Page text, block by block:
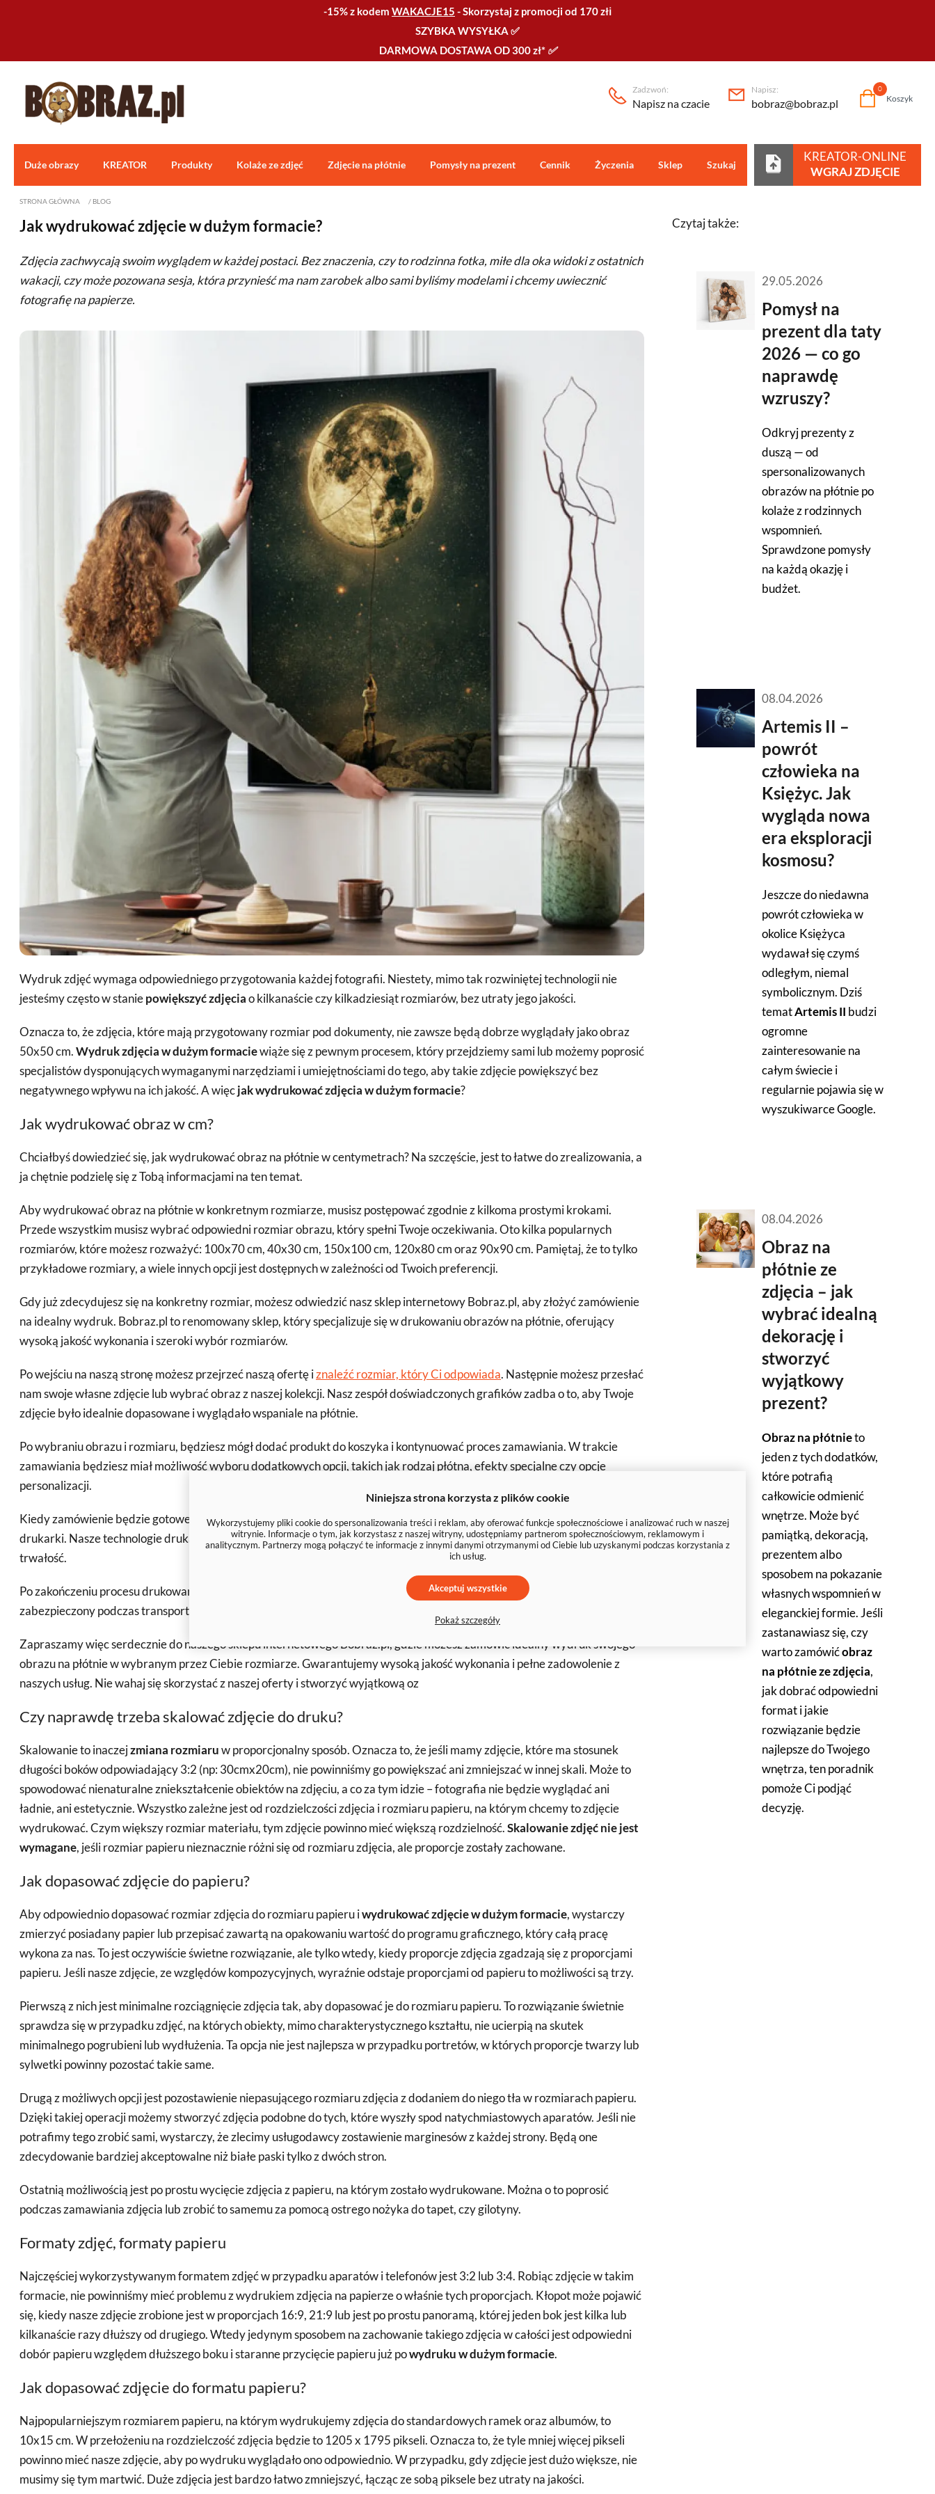
-15% z kodem WAKACJE15 -Skorzystaj z promocji od 170 złℹ️
SZYBKA WYSYŁKA ✅
DARMOWA DOSTAWA OD 300 zł* ✅
Zadzwoń:
Napisz na czacie
Napisz:
bobraz@bobraz.pl Koszyk
0
Duże obrazy KREATOR Produkty Kolaże ze zdjęć Zdjęcie na płótnie Pomysły na prezent Cennik Życzenia Sklep Szukaj Centrum pomocy
KREATOR-ONLINE
WGRAJ ZDJĘCIE
STRONA GŁÓWNA / BLOG
Jak wydrukować zdjęcie w dużym formacie?
Zdjęcia zachwycają swoim wyglądem w każdej postaci. Bez znaczenia, czy to rodzinna fotka, miłe dla oka widoki z ostatnich
wakacji, czy może pozowana sesja, która przynieść ma nam zarobek albo sami byliśmy modelami i chcemy uwiecznić
fotografię na papierze.
Wydruk zdjęć wymaga odpowiedniego przygotowania każdej fotografii. Niestety, mimo tak rozwiniętej technologii nie
jesteśmy często w staniepowiększyć zdjęciao kilkanaście czy kilkadziesiąt rozmiarów, bez utraty jego jakości.
Oznacza to, że zdjęcia, które mają przygotowany rozmiar pod dokumenty, nie zawsze będą dobrze wyglądały jako obraz
50x50 cm.Wydruk zdjęcia w dużym formaciewiąże się z pewnym procesem, który przejdziemy sami lub możemy poprosić
specjalistów dysponujących wymaganymi narzędziami i umiejętnościami do tego, aby takie zdjęcie powiększyć bez
negatywnego wpływu na ich jakość. A więcjak wydrukować zdjęcia w dużym formacie?
Jak wydrukować obraz w cm?
Chciałbyś dowiedzieć się, jak wydrukować obraz na płótnie w centymetrach? Na szczęście, jest to łatwe do zrealizowania, a
ja chętnie podzielę się z Tobą informacjami na ten temat.
Aby wydrukować obraz na płótnie w konkretnym rozmiarze, musisz postępować zgodnie z kilkoma prostymi krokami.
Przede wszystkim musisz wybrać odpowiedni rozmiar obrazu, który spełni Twoje oczekiwania. Oto kilka popularnych
rozmiarów, które możesz rozważyć: 100x70 cm, 40x30 cm, 150x100 cm, 120x80 cm oraz 90x90 cm. Pamiętaj, że to tylko
przykładowe rozmiary, a wiele innych opcji jest dostępnych w zależności od Twoich preferencji.
Gdy już zdecydujesz się na konkretny rozmiar, możesz odwiedzić nasz sklep internetowy Bobraz.pl, aby złożyć zamówienie
na idealny wydruk. Bobraz.pl to renomowany sklep, który specjalizuje się w drukowaniu obrazów na płótnie, oferujący
wysoką jakość wykonania i szeroki wybór rozmiarów.
Po wejściu na naszą stronę możesz przejrzeć naszą ofertę iznaleźć rozmiar, który Ci odpowiada. Następnie możesz przesłać
nam swoje własne zdjęcie lub wybrać obraz z naszej kolekcji. Nasz zespół doświadczonych grafików zadba o to, aby Twoje
zdjęcie było idealnie dopasowane i wyglądało wspaniale na płótnie.
Po wybraniu obrazu i rozmiaru, będziesz mógł dodać produkt do koszyka i kontynuować proces zamawiania. W trakcie
zamawiania będziesz miał możliwość wyboru dodatkowych opcji, takich jak rodzaj płótna, efekty specjalne czy opcje
personalizacji.
Kiedy zamówienie będzie gotowe, będziemy drukować Twój obraz na wysokiej jakości płótnie przy użyciu specjalistycznej
drukarki. Nasze technologie drukarskie zapewniają wyraziste kolory, doskonałe odwzorowanie szczegółów i długotrwałą
trwałość.
Po zakończeniu procesu drukowania, nasz zespół zadba o staranne opakowanie Twojego obrazu, aby był odpowiednio
zabezpieczony podczas transportu.
Zapraszamy więc serdecznie do naszego sklepu internetowego Bobraz.pl, gdzie możesz zamówić idealny wydruk swojego
obrazu na płótnie w wybranym przez Ciebie rozmiarze. Gwarantujemy wysoką jakość wykonania i pełne zadowolenie z
naszych usług. Nie wahaj się skorzystać z naszej oferty i stworzyć wyjątkową oz
Czy naprawdę trzeba skalować zdjęcie do druku?
Skalowanie to inaczejzmiana rozmiaruw proporcjonalny sposób. Oznacza to, że jeśli mamy zdjęcie, które ma stosunek
długości boków odpowiadający 3:2 (np: 30cmx20cm), nie powinniśmy go powiększać ani zmniejszać w innej skali. Może to
spowodować nienaturalne zniekształcenie obiektów na zdjęciu, a co za tym idzie – fotografia nie będzie wyglądać ani
ładnie, ani estetycznie. Wszystko zależne jest od rozdzielczości zdjęcia i rozmiaru papieru, na którym chcemy to zdjęcie
wydrukować. Czym większy rozmiar materiału, tym zdjęcie powinno mieć większą rozdzielność.Skalowanie zdjęć nie jest
wymagane, jeśli rozmiar papieru nieznacznie różni się od rozmiaru zdjęcia, ale proporcje zostały zachowane.
Jak dopasować zdjęcie do papieru?
Aby odpowiednio dopasować rozmiar zdjęcia do rozmiaru papieru iwydrukować zdjęcie w dużym formacie, wystarczy
zmierzyć posiadany papier lub przepisać zawartą na opakowaniu wartość do programu graficznego, który całą pracę
wykona za nas. To jest oczywiście świetne rozwiązanie, ale tylko wtedy, kiedy proporcje zdjęcia zgadzają się z proporcjami
papieru. Jeśli nasze zdjęcie, ze względów kompozycyjnych, wyraźnie odstaje proporcjami od papieru to możliwości są trzy.
Pierwszą z nich jest minimalne rozciągnięcie zdjęcia tak, aby dopasować je do rozmiaru papieru. To rozwiązanie świetnie
sprawdza się w przypadku zdjęć, na których obiekty, mimo charakterystycznego kształtu, nie ucierpią na skutek
minimalnego pogrubieni lub wydłużenia. Ta opcja nie jest najlepsza w przypadku portretów, w których proporcje twarzy lub
sylwetki powinny pozostać takie same.
Drugą z możliwych opcji jest pozostawienie niepasującego rozmiaru zdjęcia z dodaniem do niego tła w rozmiarach papieru.
Dzięki takiej operacji możemy stworzyć zdjęcia podobne do tych, które wyszły spod natychmiastowych aparatów. Jeśli nie
potrafimy tego zrobić sami, wystarczy, że zlecimy usługodawcy zostawienie marginesów z każdej strony. Będą one
zdecydowanie bardziej akceptowalne niż białe paski tylko z dwóch stron.
Ostatnią możliwością jest po prostu wycięcie zdjęcia z papieru, na którym zostało wydrukowane. Można o to poprosić
podczas zamawiania zdjęcia lub zrobić to samemu za pomocą ostrego nożyka do tapet, czy gilotyny.
Formaty zdjęć, formaty papieru
Najczęściej wykorzystywanym formatem zdjęć w przypadku aparatów i telefonów jest 3:2 lub 3:4. Robiąc zdjęcie w takim
formacie, nie powinniśmy mieć problemu z wydrukiem zdjęcia na papierze o właśnie tych proporcjach. Kłopot może pojawić
się, kiedy nasze zdjęcie zrobione jest w proporcjach 16:9, 21:9 lub jest po prostu panoramą, której jeden bok jest kilka lub
kilkanaście razy dłuższy od drugiego. Wtedy jedynym sposobem na zachowanie takiego zdjęcia w całości jest odpowiedni
dobór papieru względem dłuższego boku i staranne przycięcie papieru już powydruku w dużym formacie.
Jak dopasować zdjęcie do formatu papieru?
Najpopularniejszym rozmiarem papieru, na którym wydrukujemy zdjęcia do standardowych ramek oraz albumów, to
10x15 cm. W przełożeniu na rozdzielczość zdjęcia będzie to 1205 x 1795 pikseli. Oznacza to, że tyle mniej więcej pikseli
powinno mieć nasze zdjęcie, aby po wydruku wyglądało ono odpowiednio. W przypadku, gdy zdjęcie jest dużo większe, nie
musimy się tym martwić. Duże zdjęcia jest bardzo łatwo zmniejszyć, łącząc ze sobą piksele bez utraty na jakości.
Czytaj także:
29.05.2026
Pomysł na
prezent dla taty
2026 — co go
naprawdę
wzruszy?
Odkryj prezenty z
duszą — od
spersonalizowanych
obrazów na płótnie po
kolaże z rodzinnych
wspomnień.
Sprawdzone pomysły
na każdą okazję i
budżet.
08.04.2026
Artemis II –
powrót
człowieka na
Księżyc. Jak
wygląda nowa
era eksploracji
kosmosu?
Jeszcze do niedawna
powrót człowieka w
okolice Księżyca
wydawał się czymś
odległym, niemal
symbolicznym. Dziś
tematArtemis II budzi
ogromne
zainteresowanie na
całym świecie i
regularnie pojawia się w
wyszukiwarce Google.
08.04.2026
Obraz na
płótnie ze
zdjęcia – jak
wybrać idealną
dekorację i
stworzyć
wyjątkowy
prezent?
Obraz na płótnieto
jeden z tych dodatków,
które potrafią
całkowicie odmienić
wnętrze. Może być
pamiątką, dekoracją,
prezentem albo
sposobem na pokazanie
własnych wspomnień w
eleganckiej formie. Jeśli
zastanawiasz się, czy
warto zamówićobraz
na płótnie ze zdjęcia,
jak dobrać odpowiedni
format i jakie
rozwiązanie będzie
najlepsze do Twojego
wnętrza, ten poradnik
pomoże Ci podjąć
decyzję.
Niniejsza strona korzysta z plików cookie
Wykorzystujemy pliki cookie do spersonalizowania treści i reklam, aby oferować funkcje społecznościowe i analizować ruch w naszej
witrynie. Informacje o tym, jak korzystasz z naszej witryny, udostępniamy partnerom społecznościowym, reklamowym i
analitycznym. Partnerzy mogą połączyć te informacje z innymi danymi otrzymanymi od Ciebie lub uzyskanymi podczas korzystania z
ich usług.
Akceptuj wszystkie
Pokaż szczegóły